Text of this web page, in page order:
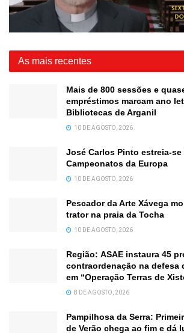
As mais recentes
Mais de 800 sessões e
empréstimos marcam ano
Bibliotecas de Arganil
10 DE AGOSTO, 2026
José Carlos Pinto estreia-
Campeonatos da Europa
10 DE AGOSTO, 2026
Pescador da Arte Xávega
trator na praia da Tocha
10 DE AGOSTO, 2026
Região: ASAE instaura 45
contraordenação na defesa
em “Operação Terras de
8 DE AGOSTO, 2026
Pampilhosa da Serra:
de Verão chega ao fim e dá